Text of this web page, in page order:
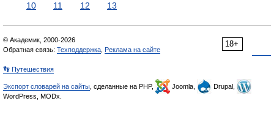
10
11 12 13
18+
© Академик, 2000-2026
Обратная связь: Техподдержка Реклама на сайте
👣 Путешествия
Экспорт словарей на сайты , сделанные на PHP, Joomla,
Drupal,
WordPress, MODx.